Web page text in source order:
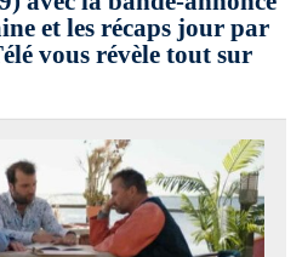
et les récaps jour par
vous révèle tout sur